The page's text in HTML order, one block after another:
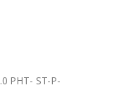
PHT- ST-P-